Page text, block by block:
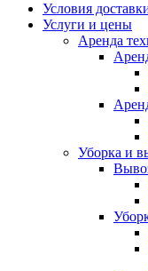
Условия
Услуги и цены
Аренда
Уборка и